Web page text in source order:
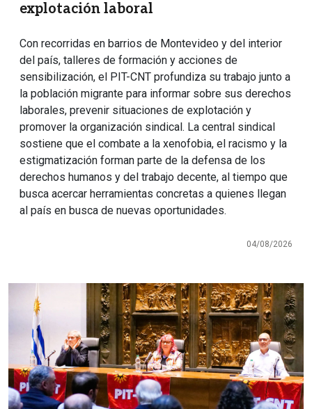
explotación laboral
Con recorridas en barrios de Montevideo y del interior
del país, talleres de formación y acciones de
sensibilización, el PIT-CNT profundiza su trabajo junto a
la población migrante para informar sobre sus derechos
laborales, prevenir situaciones de explotación y
promover la organización sindical. La central sindical
sostiene que el combate a la xenofobia, el racismo y la
estigmatización forman parte de la defensa de los
derechos humanos y del trabajo decente, al tiempo que
busca acercar herramientas concretas a quienes llegan
al país en busca de nuevas oportunidades.
04/08/2026
Imagen